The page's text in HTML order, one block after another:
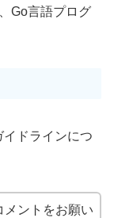
Go言語プログ
ドラインにつ
メントをお願い